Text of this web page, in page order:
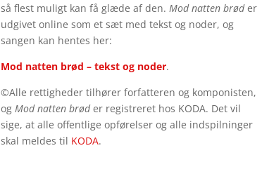
så flest muligt kan få glæde af den. Mod natten brøder
udgivet online som et sæt med tekst og noder, og
sangen kan hentes her:
Mod natten brød – tekst og noder.
©Alle rettigheder tilhører forfatteren og komponisten,
og Mod natten brøder registreret hos KODA. Det vil
sige, at alle offentlige opførelser og alle indspilninger
skal meldes til KODA.